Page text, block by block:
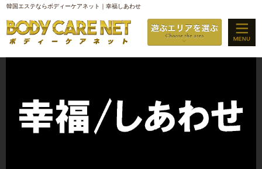
韓国エステならボディーケアネット｜幸福しあわせ